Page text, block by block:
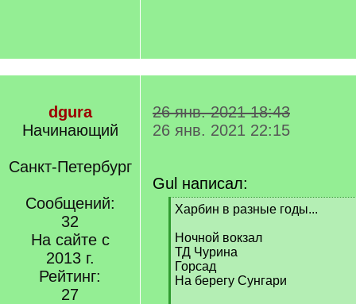
dgura
Начинающий
Санкт-Петербург
Сообщений:
32
На сайте с
2013 г.
Рейтинг:
27
26 янв. 2021 18:43
26 янв. 2021 22:15
Gul написал:
[
]
Харбин в разные годы...
Ночной вокзал
ТД Чурина
Горсад
На берегу Сунгари